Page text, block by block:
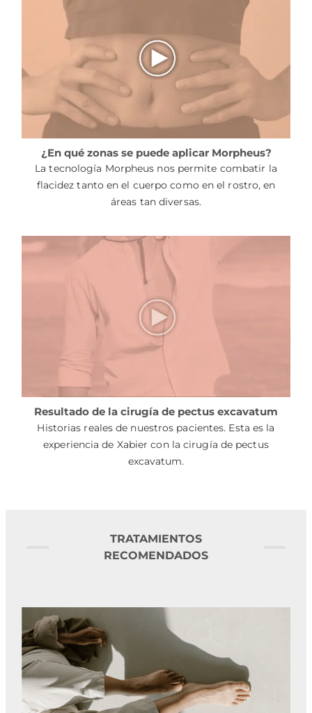
¿En qué zonas se puede aplicar Morpheus?
La tecnología Morpheus nos permite combatir la
flacidez tanto en el cuerpo como en el rostro, en
áreas tan diversas.
Resultado de la cirugía de pectus excavatum
Historias reales de nuestros pacientes. Esta es la
experiencia de Xabier con la cirugía de pectus
excavatum.
TRATAMIENTOS
RECOMENDADOS